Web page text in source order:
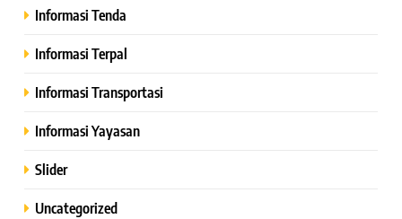
Informasi Tenda
Informasi Terpal
Informasi Transportasi
Informasi Yayasan
Slider
Uncategorized